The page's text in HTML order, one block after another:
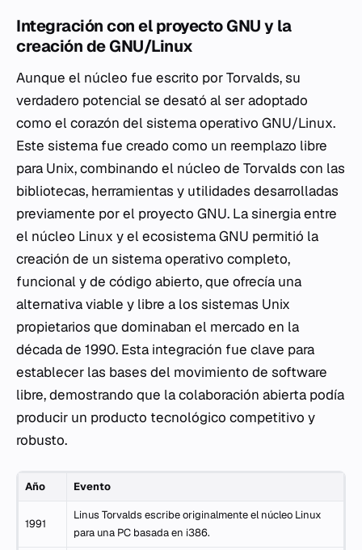
Integración con el proyecto GNU y la
creación de GNU/Linux
Aunque el núcleo fue escrito por Torvalds, su
verdadero potencial se desató al ser adoptado
como el corazón del sistema operativo GNU/Linux.
Este sistema fue creado como un reemplazo libre
para Unix, combinando el núcleo de Torvalds con las
bibliotecas, herramientas y utilidades desarrolladas
previamente por el proyecto GNU. La sinergia entre
el núcleo Linux y el ecosistema GNU permitió la
creación de un sistema operativo completo,
funcional y de código abierto, que ofrecía una
alternativa viable y libre a los sistemas Unix
propietarios que dominaban el mercado en la
década de 1990. Esta integración fue clave para
establecer las bases del movimiento de software
libre, demostrando que la colaboración abierta podía
producir un producto tecnológico competitivo y
robusto.
Año Evento
1991
Linus Torvalds escribe originalmente el núcleo Linux
para una PC basada en i386.